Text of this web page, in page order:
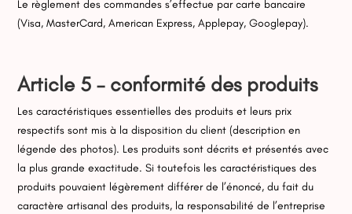
Le règlement des commandes s’effectue par carte bancaire
(Visa, MasterCard, American Express, Applepay, Googlepay).
Article 5 – conformité des produits
Les caractéristiques essentielles des produits et leurs prix
respectifs sont mis à la disposition du client (description en
légende des photos). Les produits sont décrits et présentés avec
la plus grande exactitude. Si toutefois les caractéristiques des
produits pouvaient légèrement différer de l’énoncé, du fait du
caractère artisanal des produits, la responsabilité de l’entreprise